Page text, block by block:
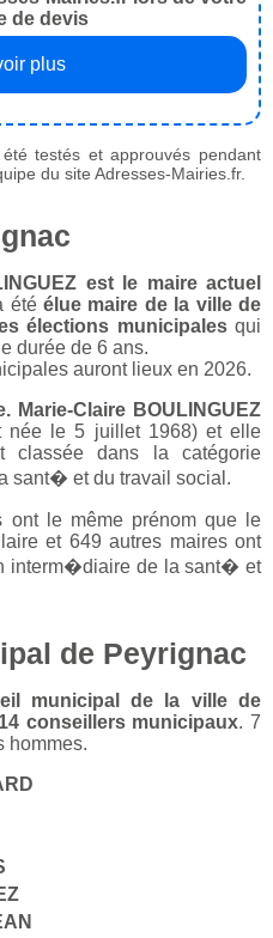
de devis
plus
testés et approuvés pendant
du site Adresses-Mairies.fr.
est le maire actuel
été élue maire de la ville de
élections municipalesqui
durée de 6 ans.
auront lieux en 2026.
Marie-Claire BOULINGUEZ
le 5 juillet 1968) et elle
classée dans la catégorie
sant� et du travail social.
ont le même prénom que le
et 649 autres maires ont
interm�diaire de la sant� et
de Peyrignac
municipal de la ville de
conseillers municipaux. 7
hommes.